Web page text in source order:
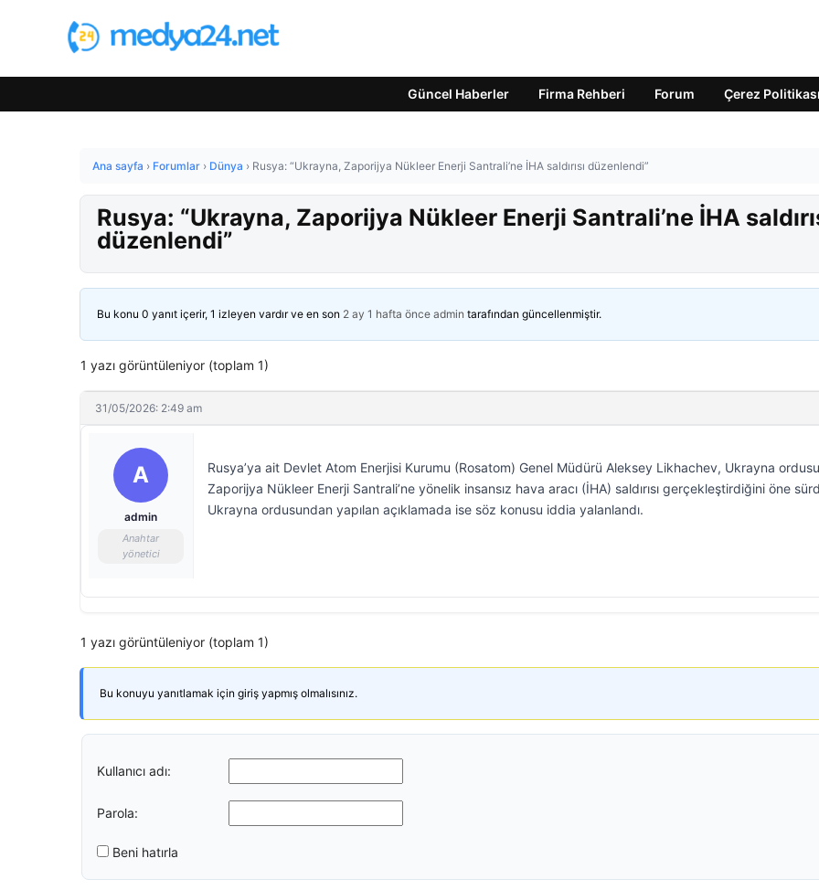
Güncel Haberler Firma Rehberi Forum Çerez Politikası
Ana sayfa › Forumlar › Dünya › Rusya: “Ukrayna, Zaporijya Nükleer Enerji Santrali’ne İHA saldırısı düzenlendi”
Rusya: “Ukrayna, Zaporijya Nükleer Enerji Santrali’ne İHA
düzenlendi”
Bu konu 0 yanıt içerir, 1 izleyen vardır ve en son 2 ay 1 hafta önce admin tarafından güncellenmiştir.
1 yazı görüntüleniyor (toplam 1)
31/05/2026: 2:49 am
A
admin
Anahtar
yönetici
Rusya’ya ait Devlet Atom Enerjisi Kurumu (Rosatom) Genel Müdürü Aleksey Likhachev, Ukrayna
Zaporijya Nükleer Enerji Santrali’ne yönelik insansız hava aracı (İHA) saldırısı gerçekleştirdiğini öne
Ukrayna ordusundan yapılan açıklamada ise söz konusu iddia yalanlandı.
1 yazı görüntüleniyor (toplam 1)
Bu konuyu yanıtlamak için giriş yapmış olmalısınız.
Kullanıcı adı:
Parola:
Beni hatırla